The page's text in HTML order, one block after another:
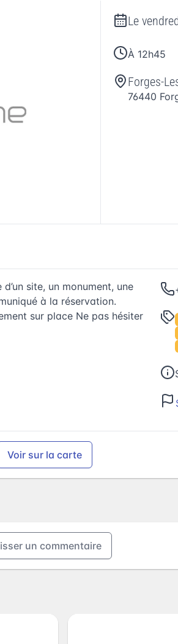
Le
À 12h45
Forges-
76440
site, un monument, une
à la réservation.
sur place Ne pas hésiter
Voir sur la carte
un commentaire